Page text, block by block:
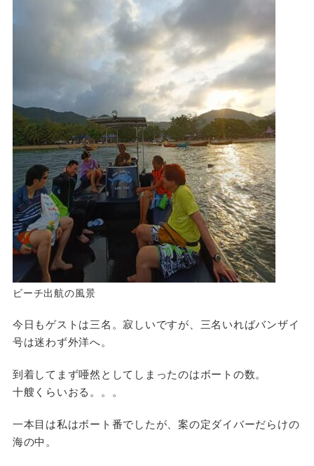
ビーチ出航の風景
今日もゲストは三名。寂しいですが、三名いればバンザイ
号は迷わず外洋へ。
到着してまず唖然としてしまったのはボートの数。
十艘くらいおる。。。
一本目は私はボート番でしたが、案の定ダイバーだらけの
海の中。